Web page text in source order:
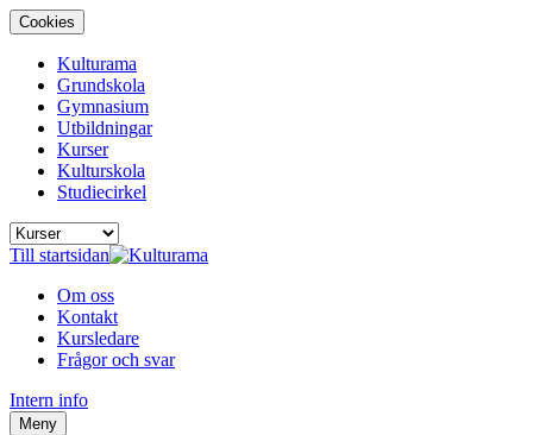
Cookies
Kulturama
Grundskola
Gymnasium
Utbildningar
Kurser
Kulturskola
Studiecirkel
Till startsidan
Om oss
Kontakt
Kursledare
Frågor och svar
Intern info
Meny